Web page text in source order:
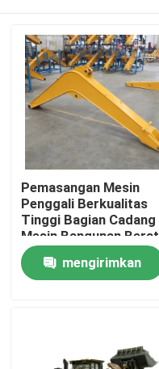
Rumah
Produk
Pemasangan Mesin
Penggali Berkualitas
Tinggi Bagian Cadang
Mesin Bangunan Berat
mengirimkan